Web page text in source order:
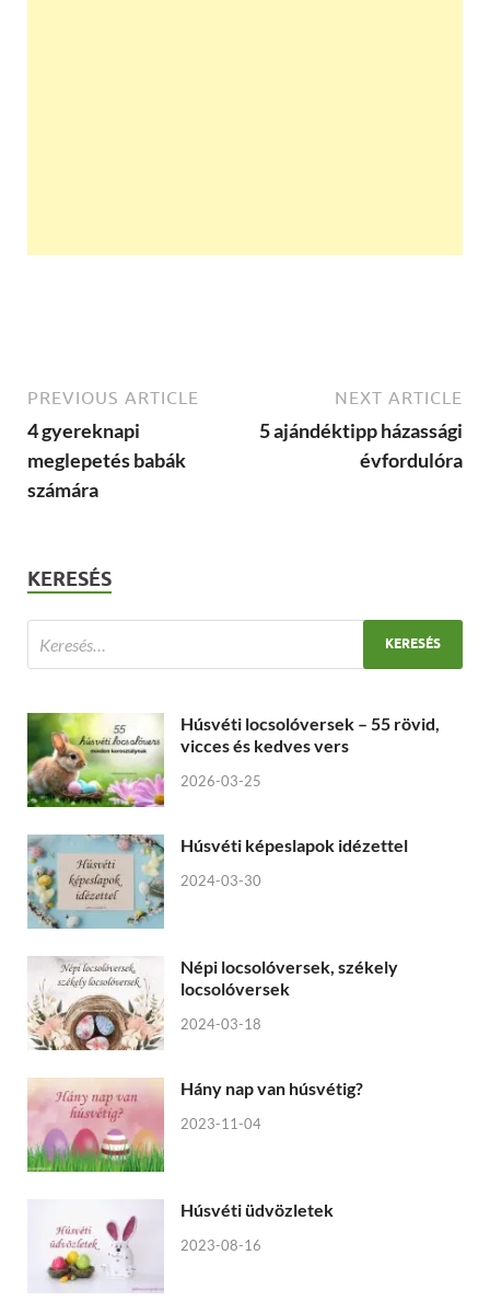
PREVIOUS ARTICLE
4 gyereknapi
meglepetés babák
számára
NEXT ARTICLE
5 ajándéktipp házassági
évfordulóra
KERESÉS
Húsvéti locsolóversek – 55 rövid,
vicces és kedves vers
2026-03-25
Húsvéti képeslapok idézettel
2024-03-30
Népi locsolóversek, székely
locsolóversek
2024-03-18
Hány nap van húsvétig?
2023-11-04
Húsvéti üdvözletek
2023-08-16